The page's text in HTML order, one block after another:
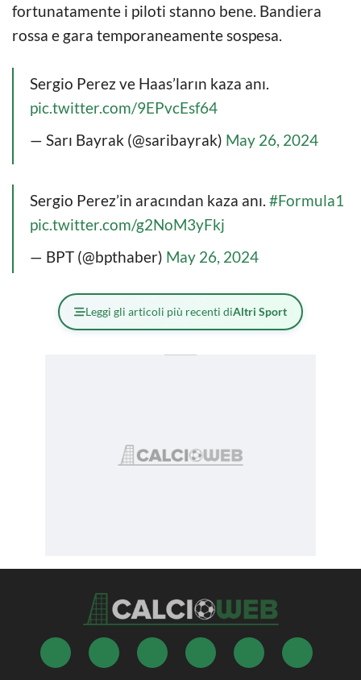
fortunatamente i piloti stanno bene. Bandiera
rossa e gara temporaneamente sospesa.
Sergio Perez ve Haas’ların kaza anı.
pic.twitter.com/9EPvcEsf64
— Sarı Bayrak (@saribayrak) May 26, 2024
Sergio Perez’in aracından kaza anı. #Formula1
pic.twitter.com/g2NoM3yFkj
— BPT (@bpthaber) May 26, 2024
Leggi gli articoli più recenti diAltri Sport